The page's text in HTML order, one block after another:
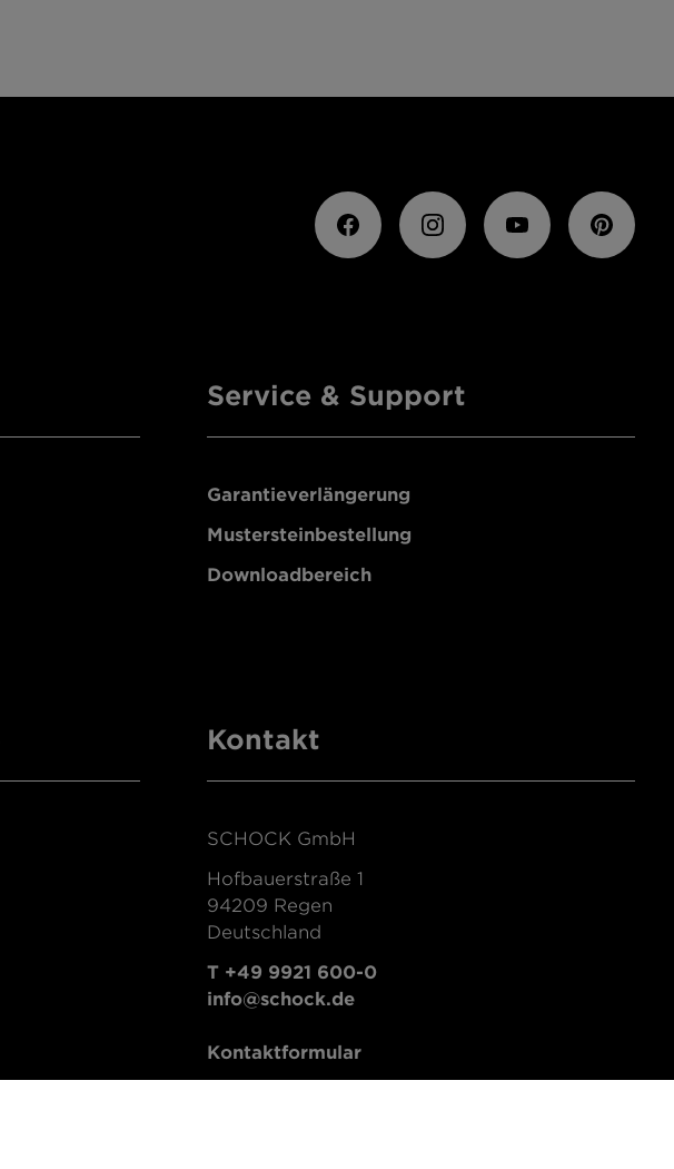
Service & Support
Garantieverlängerung
Mustersteinbestellung
Downloadbereich
Kontakt
SCHOCK GmbH
Hofbauerstraße 1
94209 Regen
Deutschland
T +49 9921 600-0
info@schock.de
Kontaktformular